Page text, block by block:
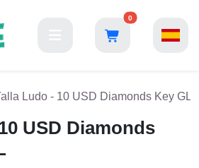
0
Ludo - 10 USD Diamonds Key
USD Diamonds